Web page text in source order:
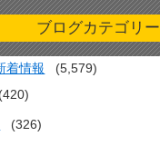
ブログカテゴリー
着情報
(5,579)
(420)
(326)